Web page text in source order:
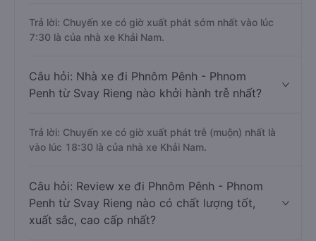
Trả lời: Chuyến xe có giờ xuất phát sớm nhất vào lúc
7:30 là của nhà xe Khải Nam.
Câu hỏi: Nhà xe đi Phnôm Pênh - Phnom
Penh từ Svay Rieng nào khởi hành trễ nhất?
Trả lời: Chuyến xe có giờ xuất phát trễ (muộn) nhất là
vào lúc 18:30 là của nhà xe Khải Nam.
Câu hỏi: Review xe đi Phnôm Pênh - Phnom
Penh từ Svay Rieng nào có chất lượng tốt,
xuất sắc, cao cấp nhất?